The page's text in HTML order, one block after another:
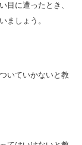
目に遭ったとき、
ましょう。
いていかないと教